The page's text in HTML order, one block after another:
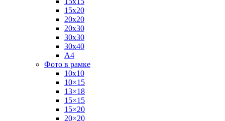
15х20
20х20
20х30
30х30
30х40
А4
Фото в рамке
10х10
10×15
13×18
15×15
15×20
20×20